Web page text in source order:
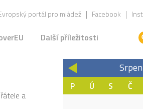
portál pro mládež Facebook
Další příležitosti
a
Srpen
«
P Ú S Č